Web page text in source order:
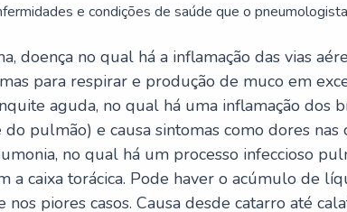
e condições de saúde que o
doença no qual há a inflamação das vias
para respirar e produção de muco em
aguda, no qual há uma inflamação dos
pulmão) e causa sintomas como dores nas
no qual há um processo infeccioso
a caixa torácica. Pode haver o acúmulo de
nos piores casos. Causa desde catarro até